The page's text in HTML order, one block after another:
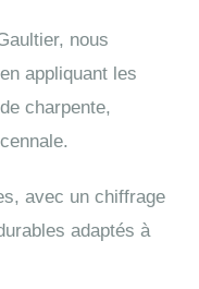
nous
appliquant les
charpente,
avec un chiffrage
adaptés à